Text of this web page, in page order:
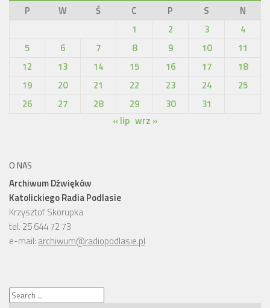
P
W Ś C P S
N
1
2 3
4
5
6 7 8 9 10
11
12
13 14 15 16 17
18
19
20 21 22 23 24
25
26
27 28 29 30
31
« lip wrz »
O NAS
Archiwum Dźwięków
Katolickiego Radia Podlasie
Krzysztof Skorupka
tel. 25 644 72 73
e-mail: archiwum@radiopodlasie.pl